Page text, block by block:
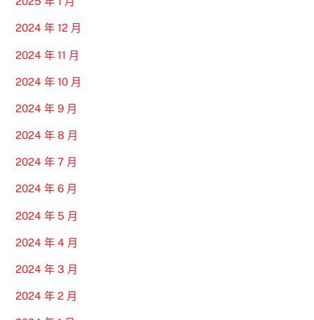
2024 年 12 月
2024 年 11 月
2024 年 10 月
2024 年 9 月
2024 年 8 月
2024 年 7 月
2024 年 6 月
2024 年 5 月
2024 年 4 月
2024 年 3 月
2024 年 2 月